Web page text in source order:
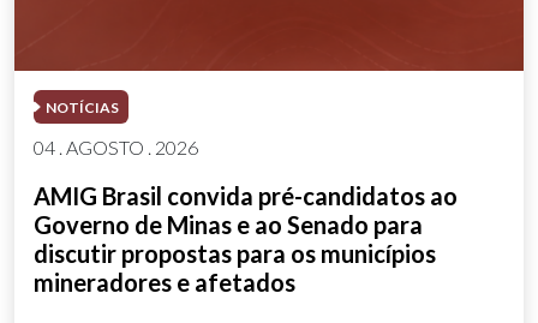
NOTÍCIAS
04 . AGOSTO . 2026
AMIG Brasil convida pré-candidatos ao
Governo de Minas e ao Senado para
discutir propostas para os municípios
mineradores e afetados